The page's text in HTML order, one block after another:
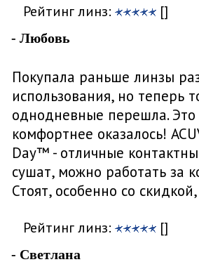
Рейтинг линз: []
- Любовь
Покупала раньше линзы
использования, но теперь
однодневные перешла. Это
комфортнее оказалось!
Day™ - отличные
сушат, можно работать за
Стоят, особенно со
Рейтинг линз: []
- Светлана